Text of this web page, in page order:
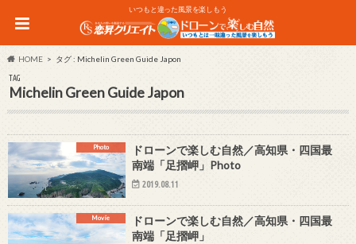
いつもと違った風景を楽しもう
HOME タグ : Michelin Green Guide Japon
TAG
Michelin Green Guide Japon
Photo
ドローンで楽しむ自然／高知県・四国最
南端「足摺岬」Photo
2019.08.11
Movie
ドローンで楽しむ自然／高知県・四国最
南端「足摺岬」